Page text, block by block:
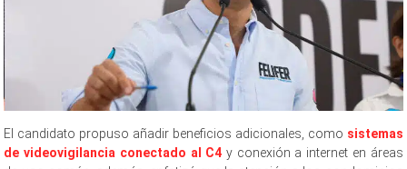
El candidato propuso añadir beneficios adicionales, como sistemas
de videovigilancia conectado al C4 y conexión a internet en áreas